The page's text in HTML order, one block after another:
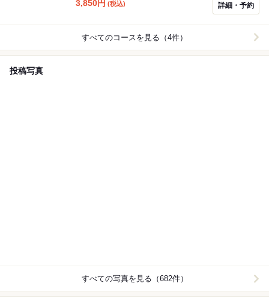
ュー。 部位の違うホルモンを一度に楽しめることがで
3,850円 (税込) 詳細・予約
すべてのコースを見る（4件）
投稿写真
すべての写真を見る（682件）